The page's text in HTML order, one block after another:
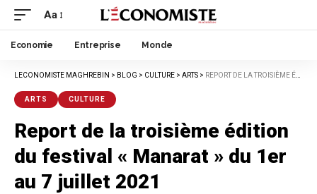
Aa
Economie Entreprise Monde
LECONOMISTE MAGHREBIN > BLOG > CULTURE > ARTS > REPORT DE LA TROISIÈME ÉDITION DU FESTIVAL « MANARAT » DU 1ER AU 7 JUILLET 2021
ARTS CULTURE
Report de la troisième édition
du festival « Manarat » du 1er
au 7 juillet 2021